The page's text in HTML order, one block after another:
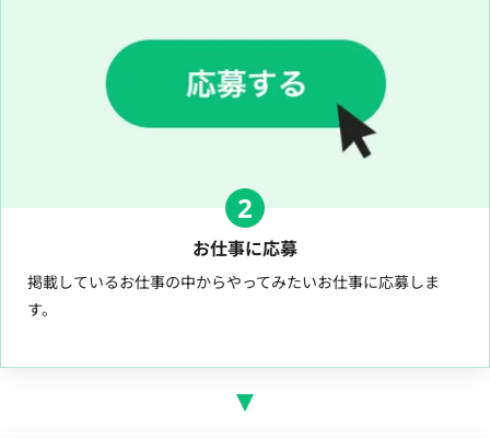
2
お仕事に応募
掲載しているお仕事の中からやってみたいお仕事に応募しま
す。